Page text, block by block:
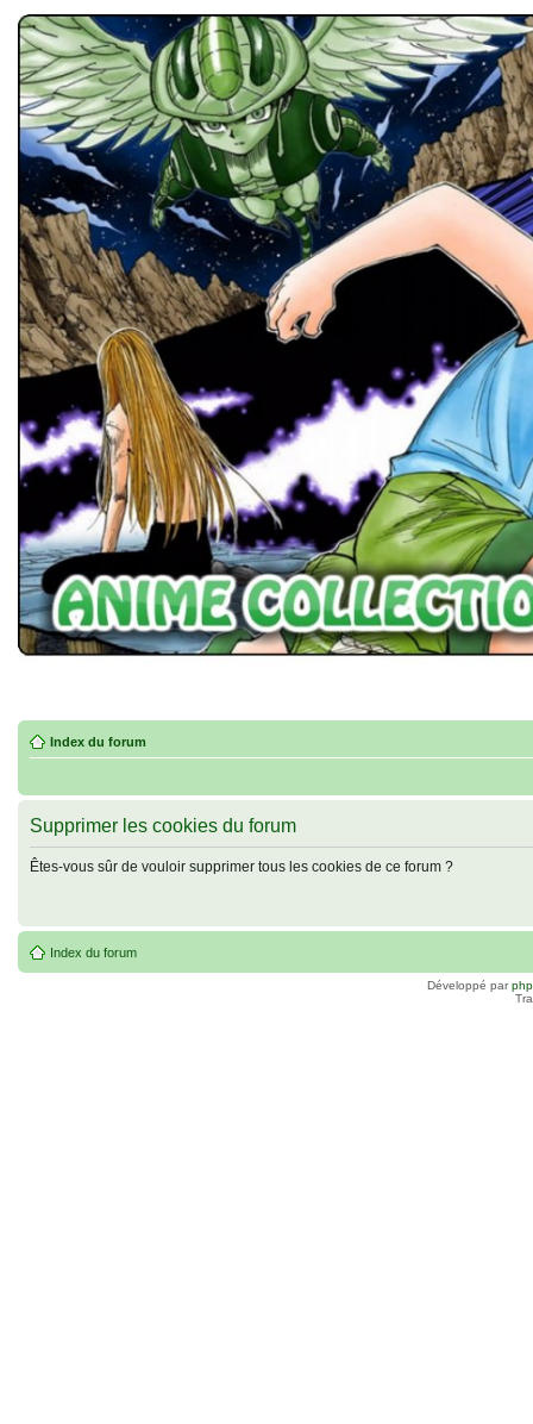
Index du forum
Supprimer les cookies du forum
Êtes-vous sûr de vouloir supprimer tous les cookies de ce forum ?
Index du forum
Développé par